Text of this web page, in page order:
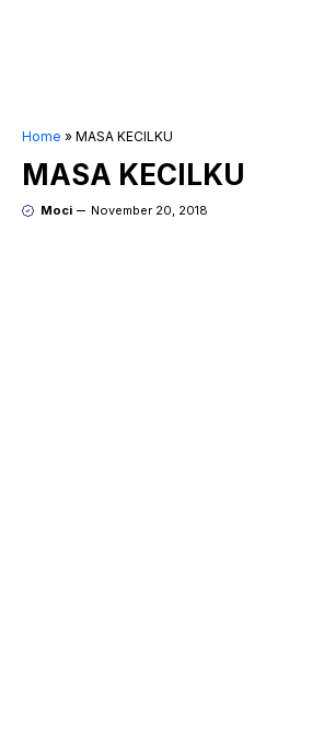
Home » MASA KECILKU
MASA KECILKU
Moci November 20, 2018